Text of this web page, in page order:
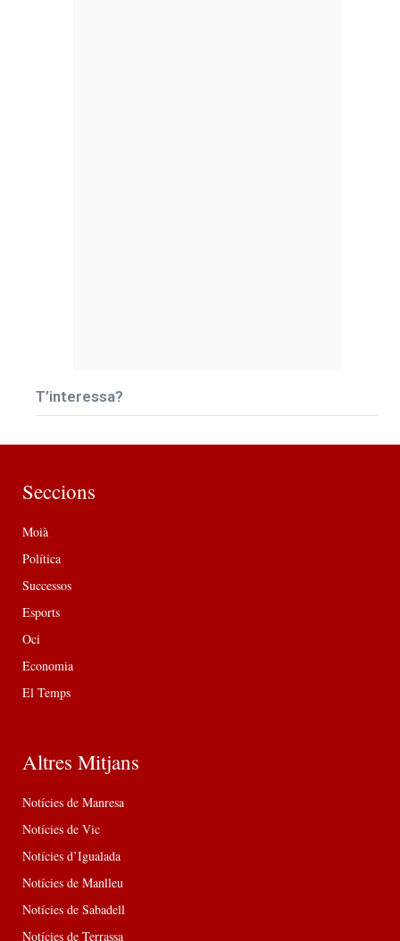
T’interessa?
Seccions
Moià
Política
Successos
Esports
Oci
Economia
El Temps
Altres Mitjans
Notícies de Manresa
Notícies de Vic
Notícies d’Igualada
Notícies de Manlleu
Notícies de Sabadell
Notícies de Terrassa